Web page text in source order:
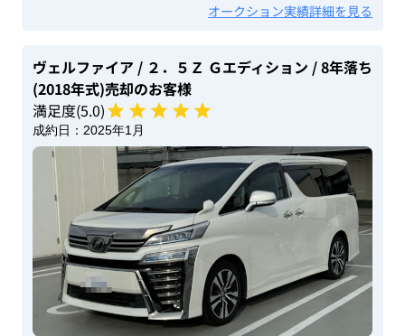
オークション実績詳細を見る
ヴェルファイア / ２．５Ｚ Ｇエディション / 8年落ち
(2018年式)売却のお客様
満足度(5.0)
成約日： 2025年1月